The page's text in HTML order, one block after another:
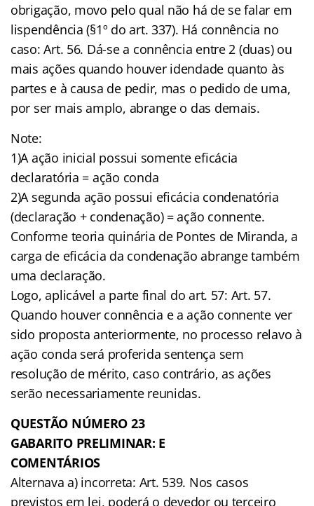
obrigação, movo pelo qual não há de se falar em
lispendência (§1º do art. 337). Há connência no
caso: Art. 56. Dá-se a connência entre 2 (duas) ou
mais ações quando houver idendade quanto às
partes e à causa de pedir, mas o pedido de uma,
por ser mais amplo, abrange o das demais.
Note:
1)A ação inicial possui somente eficácia
declaratória = ação conda
2)A segunda ação possui eficácia condenatória
(declaração + condenação) = ação connente.
Conforme teoria quinária de Pontes de Miranda, a
carga de eficácia da condenação abrange também
uma declaração.
Logo, aplicável a parte final do art. 57: Art. 57.
Quando houver connência e a ação connente ver
sido proposta anteriormente, no processo relavo à
ação conda será proferida sentença sem
resolução de mérito, caso contrário, as ações
serão necessariamente reunidas.
QUESTÃO NÚMERO 23
GABARITO PRELIMINAR: E
COMENTÁRIOS
Alternava a) incorreta: Art. 539. Nos casos
previstos em lei, poderá o devedor ou terceiro